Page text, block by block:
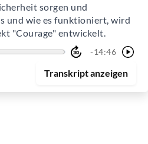
sorgen und
und wie es funktioniert, wird
"Courage" entwickelt.
-14:46
Transkriptanzeigen